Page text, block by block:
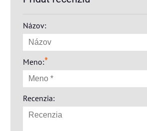
Názov:
Meno:*
Recenzia: